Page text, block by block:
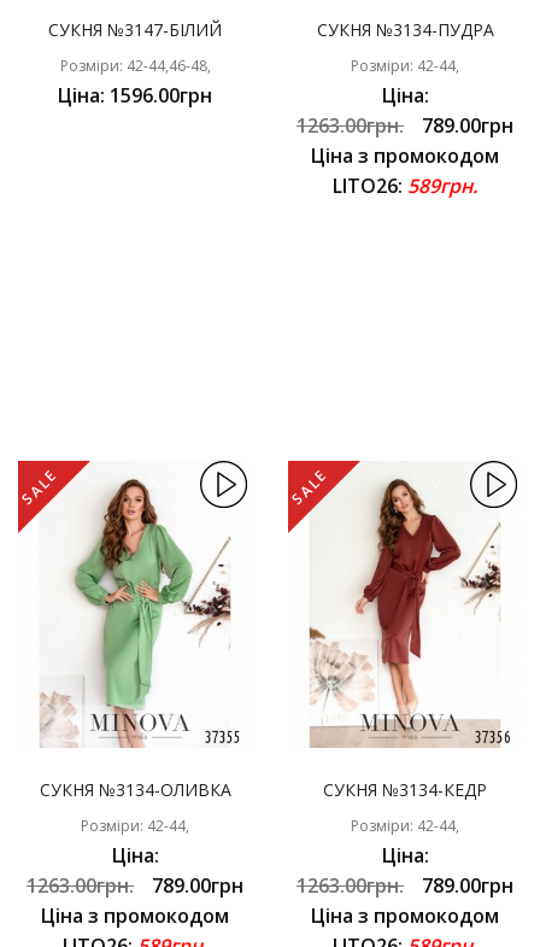
СУКНЯ №3147-БІЛИЙ
Розміри: 42-44,46-48,
Ціна: 1596.00грн
СУКНЯ №3134-ПУДРА
Розміри: 42-44,
Ціна:
1263.00грн.
789.00грн
Ціна з промокодом
LITO26: 589грн.
SALE
СУКНЯ №3134-ОЛИВКА
Розміри: 42-44,
Ціна:
1263.00грн.
789.00грн
Ціна з промокодом
SALE
СУКНЯ №3134-КЕДР
Розміри: 42-44,
Ціна:
1263.00грн.
789.00грн
Ціна з промокодом